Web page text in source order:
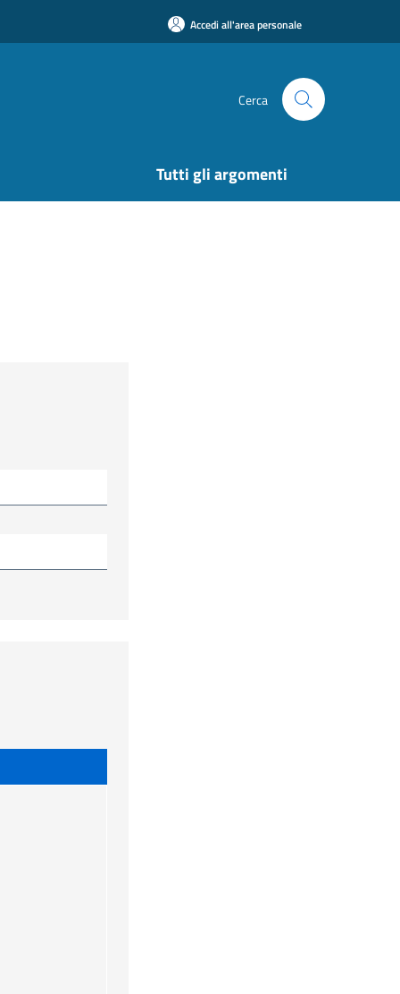
Accedi all'area personale
Cerca
Tutti gli argomenti